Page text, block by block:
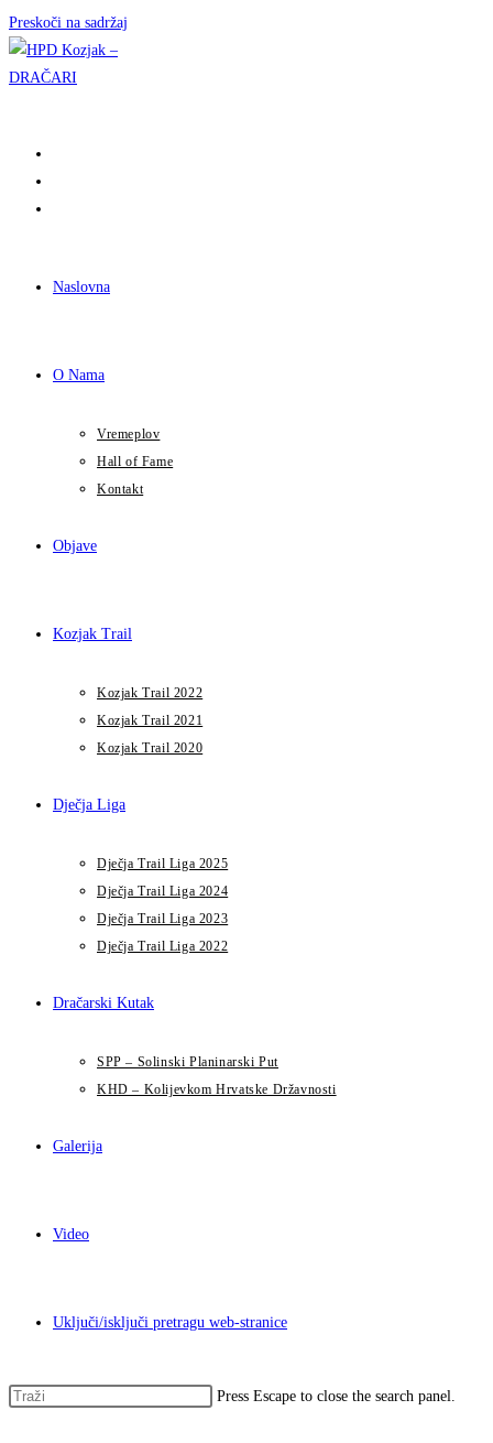
Preskoči na sadržaj
Naslovna
O Nama
Vremeplov
Hall of Fame
Kontakt
Objave
Kozjak Trail
Kozjak Trail 2022
Kozjak Trail 2021
Kozjak Trail 2020
Dječja Liga
Dječja Trail Liga 2025
Dječja Trail Liga 2024
Dječja Trail Liga 2023
Dječja Trail Liga 2022
Dračarski Kutak
SPP – Solinski Planinarski Put
KHD – Kolijevkom Hrvatske Državnosti
Galerija
Video
Uključi/isključi pretragu web-stranice
Press Escape to close the search panel.